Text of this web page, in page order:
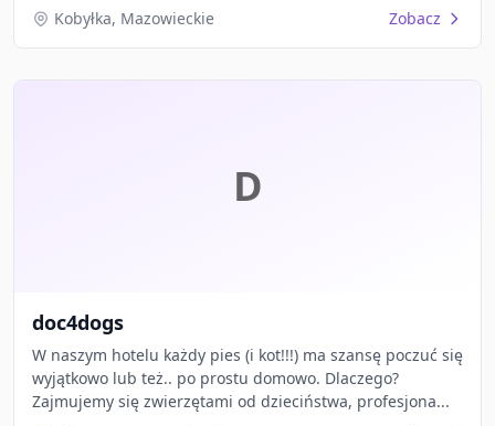
Kobyłka, Mazowieckie
Zobacz
D
doc4dogs
W naszym hotelu każdy pies (i kot!!!) ma szansę poczuć się
wyjątkowo lub też.. po prostu domowo. Dlaczego?
Zajmujemy się zwierzętami od dzieciństwa, profesjona...